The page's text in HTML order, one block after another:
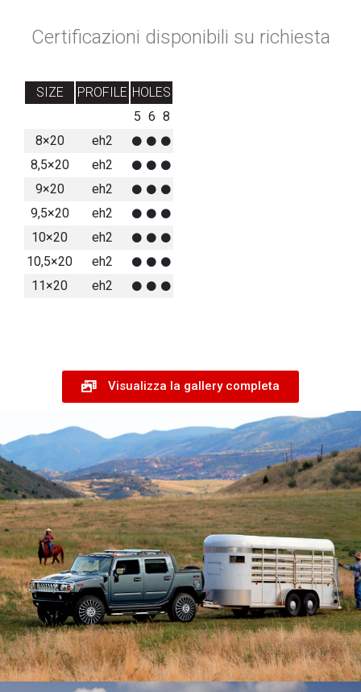
Certificazioni disponibili su richiesta
SIZE PROFILE HOLES
5 6 8
8×20
eh2
8,5×20
eh2
9×20
eh2
9,5×20
eh2
10×20
eh2
10,5×20
eh2
11×20
eh2
Visualizza la gallery completa